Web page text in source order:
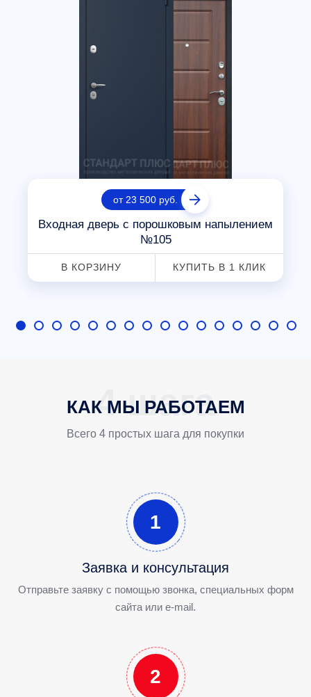
от 23 500 руб.
Входная дверь с порошковым напылением
№105
В КОРЗИНУ КУПИТЬ В 1 КЛИК
КАК МЫ РАБОТАЕМ
Всего 4 простых шага для покупки
1
Заявка и консультация
Отправьте заявку с помощью звонка, специальных форм
сайта или e-mail.
2